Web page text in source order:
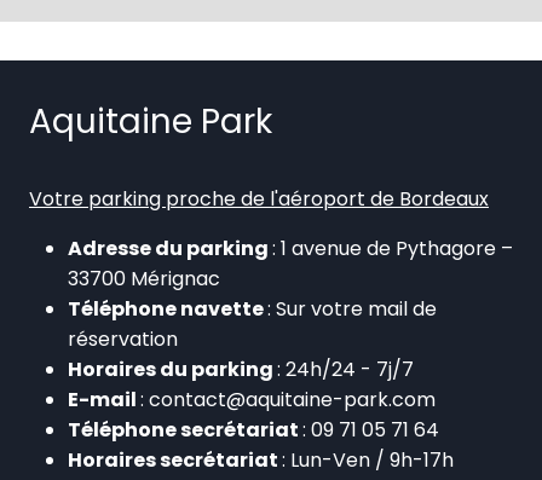
Aquitaine Park
Votre parking proche de l'aéroport de Bordeaux
Adresse du parking: 1 avenue de Pythagore –
33700 Mérignac
Téléphone navette: Sur votre mail de
réservation
Horaires du parking: 24h/24 - 7j/7
E-mail: contact@aquitaine-park.com
Téléphone secrétariat: 09 71 05 71 64
Horaires secrétariat: Lun-Ven / 9h-17h